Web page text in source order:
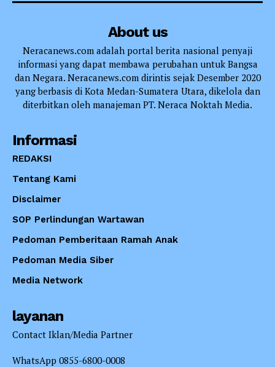
About us
Neracanews.com adalah portal berita nasional penyaji
informasi yang dapat membawa perubahan untuk Bangsa
dan Negara. Neracanews.com dirintis sejak Desember 2020
yang berbasis di Kota Medan-Sumatera Utara, dikelola dan
diterbitkan oleh manajeman PT. Neraca Noktah Media.
Informasi
REDAKSI
Tentang Kami
Disclaimer
SOP Perlindungan Wartawan
Pedoman Pemberitaan Ramah Anak
Pedoman Media Siber
Media Network
layanan
Contact Iklan/Media Partner
WhatsApp 0855-6800-0008